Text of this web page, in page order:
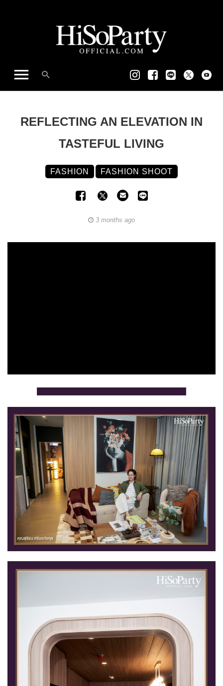
REFLECTING AN ELEVATION IN
TASTEFUL LIVING
FASHION FASHION SHOOT
3 months ago